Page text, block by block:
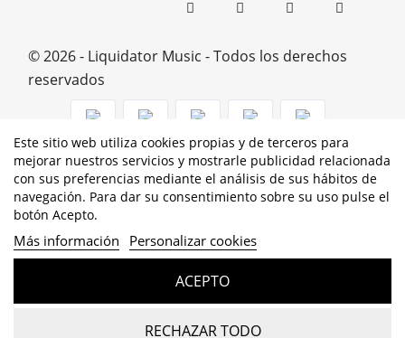
Este sitio web utiliza cookies propias y de terceros para
mejorar nuestros servicios y mostrarle publicidad relacionada
con sus preferencias mediante el análisis de sus hábitos de
navegación. Para dar su consentimiento sobre su uso pulse el
botón Acepto.
Más información Personalizar cookies
RECHAZAR TODO
ACEPTO
© 2026 - Liquidator Music - Todos los derechos
reservados
PROGRAMA KIT DIGITAL COFINANCIADO POR LOS
FONDOS NEXT GENERATION (EU) DEL MECANISMO DE